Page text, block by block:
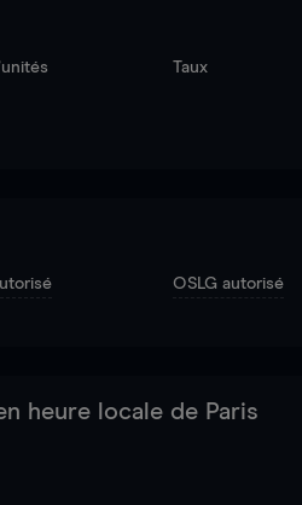
Taux
OSLG autorisé
heure locale de Paris